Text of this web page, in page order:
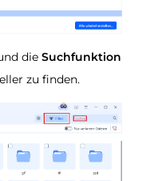
die Suchfunktion
zu finden.